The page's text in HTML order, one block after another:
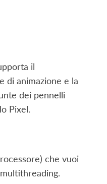
il
di animazione e la
dei pennelli
Pixel.
che vuoi